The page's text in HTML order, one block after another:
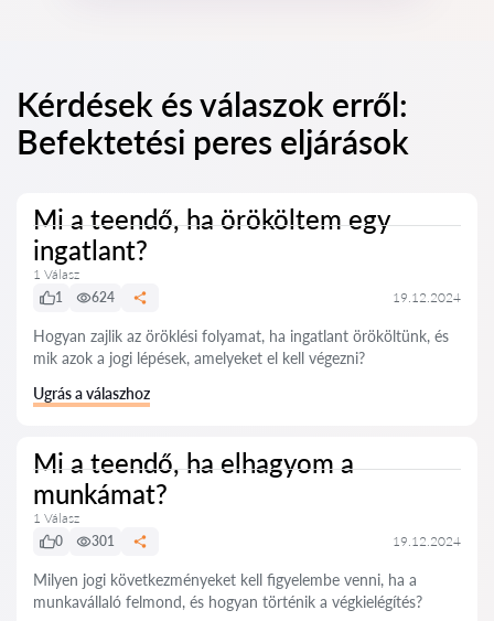
Kérdések és válaszok erről:
Befektetési peres eljárások
Mi a teendő, ha örököltem egy
ingatlant?
1 Válasz
1
624 19.12.2024
Hogyan zajlik az öröklési folyamat, ha ingatlant örököltünk, és
mik azok a jogi lépések, amelyeket el kell végezni?
Ugrás a válaszhoz
Mi a teendő, ha elhagyom a
munkámat?
1 Válasz
0
301 19.12.2024
Milyen jogi következményeket kell figyelembe venni, ha a
munkavállaló felmond, és hogyan történik a végkielégítés?